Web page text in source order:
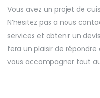
Vous avez un projet de
N’hésitez pas à nous
services et obtenir un
fera un plaisir de
vous accompagner tout